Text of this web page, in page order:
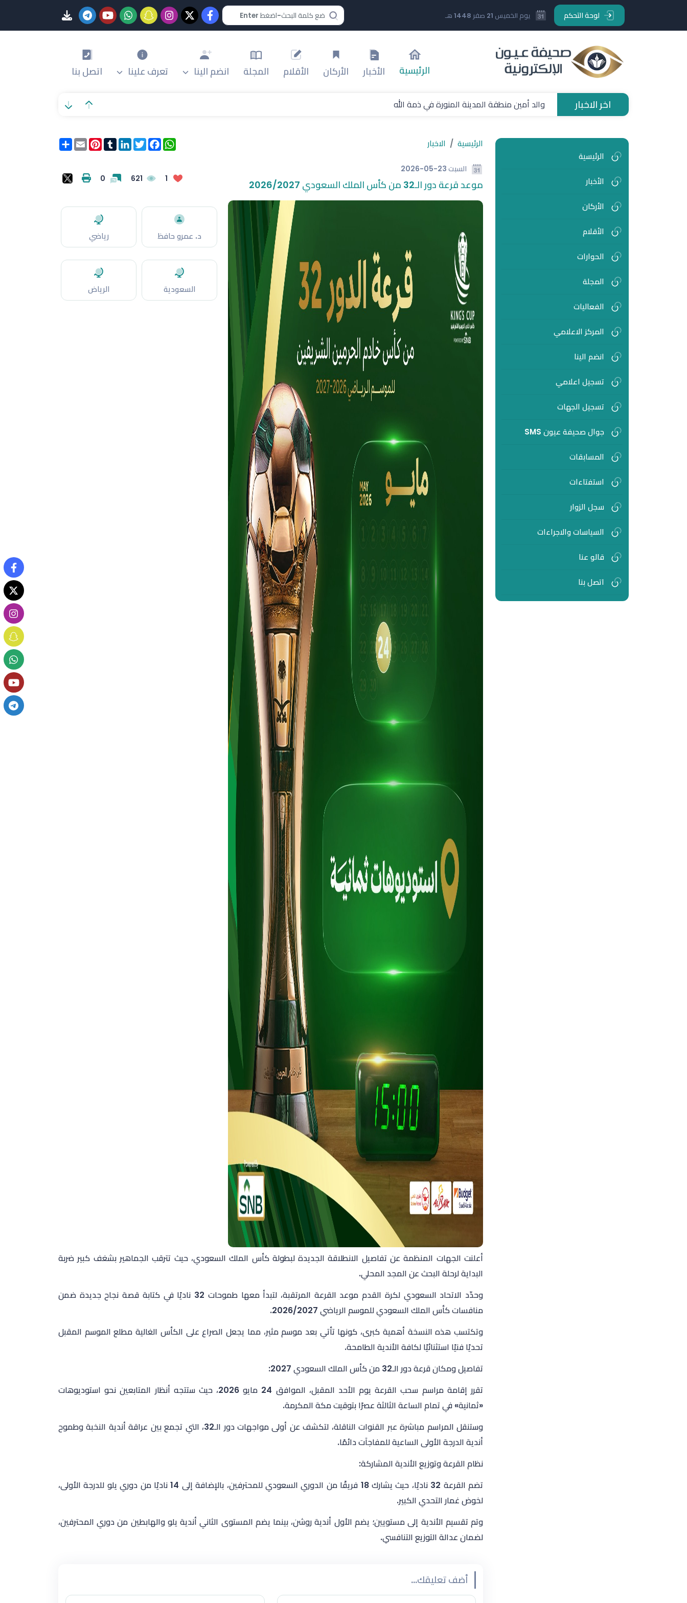
لوحة التحكم يوم الخميس 21 صفر 1448 هـ
الرئيسية الأخبار الأركان الأقلام المجلة انضم الينا تعرف علينا اتصل بنا
اخر الاخبار والد أمين منطقة المدينة المنورة في ذمة الله
الرئيسية
الأخبار
الأركان
الأقلام
الحوارات
المجلة
الفعاليات
المركز الاعلامي
انضم الينا
تسجيل اعلامي
تسجيل الجهات
جوال صحيفة عيون SMS
المسابقات
استفتاءات
سجل الزوار
السياسات والاجراءات
قالو عنا
اتصل بنا
الرئيسية الاخبار انشرEmail
PinterestTumblrLinkedInTwitter
Facebook
WhatsApp
السبت 2026-05-23
موعد قرعة دور الـ32 من كأس الملك السعودي 2026/2027 1
621
0
د. عمرو حافظ رياضي
السعودية الرياض
أعلنت الجهات المنظمة عن تفاصيل الانطلاقة الجديدة لبطولة كأس الملك السعودي، حيث تترقب الجماهير بشغف كبير ضربة
البداية لرحلة البحث عن المجد المحلي.
وحدّد الاتحاد السعودي لكرة القدم موعد القرعة المرتقبة، لتبدأ معها طموحات 32 ناديًا في كتابة قصة نجاح جديدة ضمن
منافسات كأس الملك السعودي للموسم الرياضي 2026/2027.
وتكتسب هذه النسخة أهمية كبرى، كونها تأتي بعد موسم مثير، مما يجعل الصراع على الكأس الغالية مطلع الموسم المقبل
تحديًا فنيًا استثنائيًا لكافة الأندية الطامحة.
تفاصيل ومكان قرعة دور الـ32 من كأس الملك السعودي 2027:
تقرر إقامة مراسم سحب القرعة يوم الأحد المقبل، الموافق 24 مايو 2026، حيث ستتجه أنظار المتابعين نحو استوديوهات
«ثمانية» في تمام الساعة الثالثة عصرًا بتوقيت مكة المكرمة.
وستنقل المراسم مباشرة عبر القنوات الناقلة، لتكشف عن أولى مواجهات دور الـ32، التي تجمع بين عراقة أندية النخبة وطموح
أندية الدرجة الأولى الساعية للمفاجآت دائمًا.
نظام القرعة وتوزيع الأندية المشاركة:
تضم القرعة 32 ناديًا، حيث يشارك 18 فريقًا من الدوري السعودي للمحترفين، بالإضافة إلى 14 ناديًا من دوري يلو للدرجة الأولى،
لخوض غمار التحدي الكبير.
وتم تقسيم الأندية إلى مستويين؛ يضم الأول أندية روشن، بينما يضم المستوى الثاني أندية يلو والهابطين من دوري المحترفين،
لضمان عدالة التوزيع التنافسي.
أضف تعليقك...